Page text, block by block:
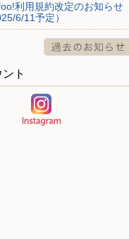
利用規約改定のお知らせ
6/11予定）
ト